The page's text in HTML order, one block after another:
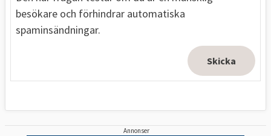
besökare och förhindrar automatiska
spaminsändningar.
Annonser